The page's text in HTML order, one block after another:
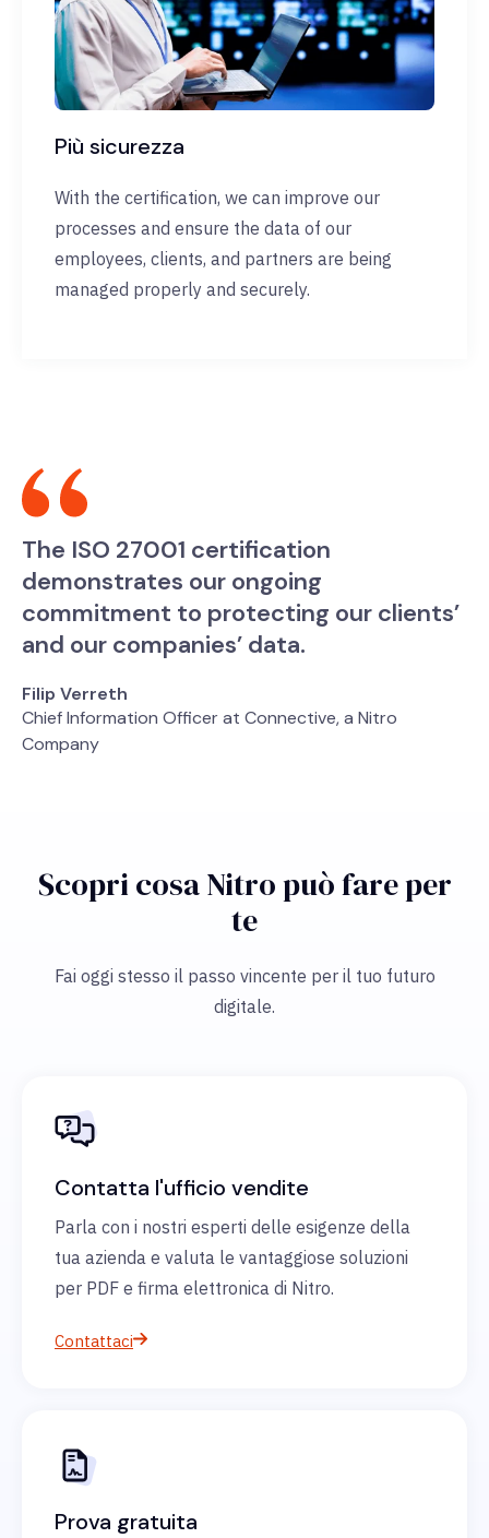
Più sicurezza
With the certification, we can improve our
processes and ensure the data of our
employees, clients, and partners are being
managed properly and securely.
The ISO 27001 certification
demonstrates our ongoing
commitment to protecting our clients’
and our companies’ data.
Filip Verreth
Chief Information Officer at Connective, a Nitro
Company
Scopri cosa Nitro può fare per
te
Fai oggi stesso il passo vincente per il tuo futuro
digitale.
Contatta l'ufficio vendite
Parla con i nostri esperti delle esigenze della
tua azienda e valuta le vantaggiose soluzioni
per PDF e firma elettronica di Nitro.
Contattaci
Prova gratuita